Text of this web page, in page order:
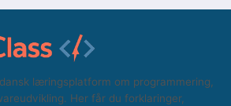
læringsplatform om programmering,
Her får du forklaringer,